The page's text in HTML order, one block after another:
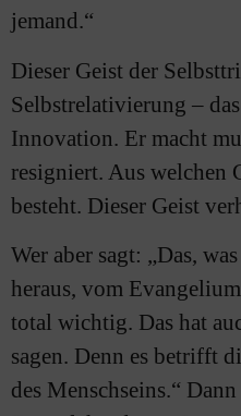
jemand.“
Dieser Geist der
Selbstrelativierung –
Innovation. Er macht
resigniert. Aus welchen
besteht. Dieser Geist
Wer aber sagt: „Das,
heraus, vom
total wichtig. Das hat
sagen. Denn es betrifft
des Menschseins.“